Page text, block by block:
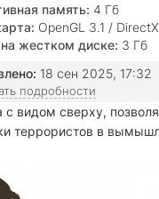
память: 4 Гб
OpenGL 3.1 /
жестком диске: 3 Гб
18 сен 2025, 17:32
подробности
с видом сверху,
террористов в